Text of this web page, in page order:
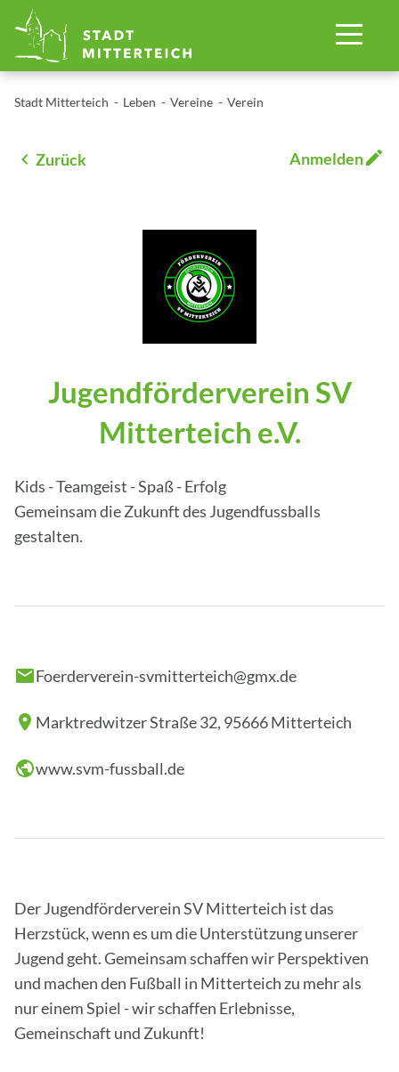
Stadt Mitterteich Leben Vereine Verein
Zurück Anmelden
Jugendförderverein SV
Mitterteich e.V.
Kids - Teamgeist - Spaß - Erfolg
Gemeinsam die Zukunft des Jugendfussballs
gestalten.
Der Jugendförderverein SV Mitterteich ist das
Herzstück, wenn es um die Unterstützung unserer
Jugend geht. Gemeinsam schaffen wir Perspektiven
und machen den Fußball in Mitterteich zu mehr als
nur einem Spiel - wir schaffen Erlebnisse,
Gemeinschaft und Zukunft!
Foerderverein-svmitterteich@gmx.de
Marktredwitzer Straße 32, 95666 Mitterteich
www.svm-fussball.de